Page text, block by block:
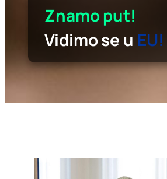
Znamo put!
Vidimo se u EU!